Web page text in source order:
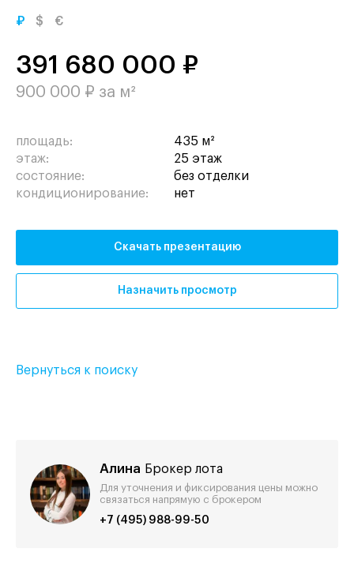
₽ $ €
391 680 000 ₽
900 000 ₽ за м²
площадь:
435 м²
этаж:
25 этаж
состояние:
без отделки
кондиционирование:
нет
Скачать презентацию
Назначить просмотр
Вернуться к поиску
Алина Брокер лота
Для уточнения и фиксирования цены можно
связаться напрямую с брокером
+7 (495) 988-99-50